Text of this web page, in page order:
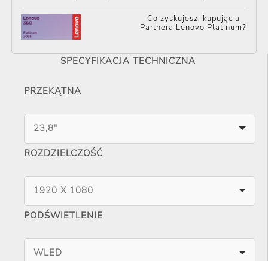
Co zyskujesz, kupując u
Partnera Lenovo Platinum?
SPECYFIKACJA TECHNICZNA
PRZEKĄTNA
23,8"
ROZDZIELCZOŚĆ
1920 X 1080
PODŚWIETLENIE
WLED